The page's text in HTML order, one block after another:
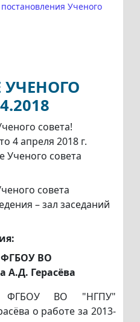
Ученого
УЧЕНОГО
совета!
4 апреля 2018 г.
Ученого совета
совета
– зал заседаний
ФГБОУ ВО
А.Д. Герасёва
ФГБОУ ВО "НГПУ"
о работе за 2013-